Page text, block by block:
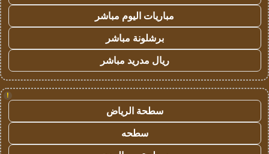
مباريات اليوم مباشر
برشلونة مباشر
ريال مدريد مباشر
!
سطحة الرياض
سطحه